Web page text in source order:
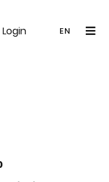
Login EN
Noutăți